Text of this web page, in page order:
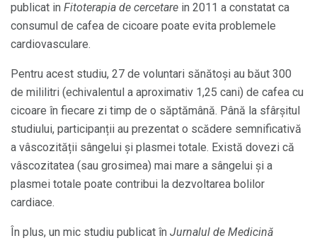
publicat in Fitoterapia de cercetare in 2011 a constatat ca
consumul de cafea de cicoare poate evita problemele
cardiovasculare.
Pentru acest studiu, 27 de voluntari sănătoși au băut 300
de mililitri (echivalentul a aproximativ 1,25 cani) de cafea cu
cicoare în fiecare zi timp de o săptămână. Până la sfârșitul
studiului, participanții au prezentat o scădere semnificativă
a vâscozității sângelui și plasmei totale. Există dovezi că
vâscozitatea (sau grosimea) mai mare a sângelui și a
plasmei totale poate contribui la dezvoltarea bolilor
cardiace.
În plus, un mic studiu publicat în Jurnalul de Medicină